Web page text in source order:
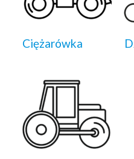
Ciężarówka